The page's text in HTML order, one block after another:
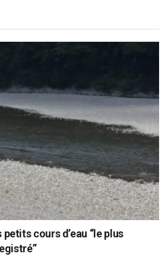
cours d’eau “le plus